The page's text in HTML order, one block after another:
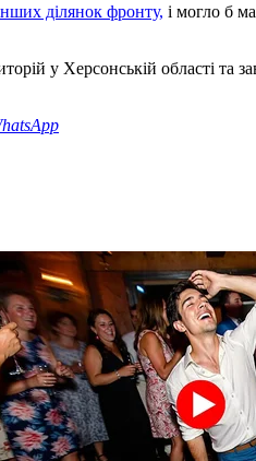
ділянок фронту, і могло б
у Херсонській області та